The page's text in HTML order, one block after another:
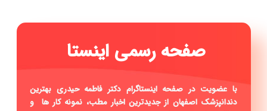
|
با عضویت در صفحه اینستاگرام دکتر فاطمه حیدری بهترین
دندانپزشک اصفهان از جدیدترین اخبار مطب، نمونه کار ها و